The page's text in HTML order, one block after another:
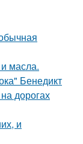
масла.
Бенедикт
дорогах
и